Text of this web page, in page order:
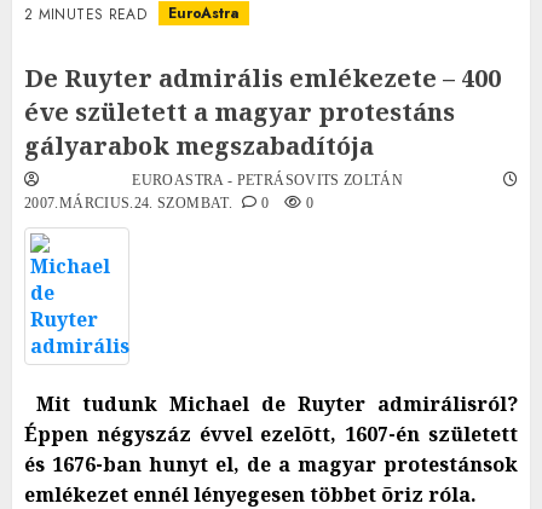
2 MINUTES READ EuroAstra
De Ruyter admirális emlékezete – 400
éve született a magyar protestáns
gályarabok megszabadítója
EUROASTRA - PETRÁSOVITS ZOLTÁN
2007.MÁRCIUS.24. SZOMBAT.
0 0
Mit tudunk Michael de Ruyter admirálisról?
Éppen négyszáz évvel ezelõtt, 1607-én született
és 1676-ban hunyt el, de a magyar protestánsok
emlékezet ennél lényegesen többet õriz róla.